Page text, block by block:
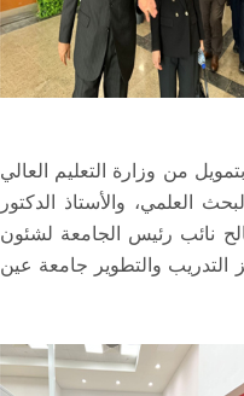
من وزارة التعليم العالي
العلمي، والأستاذ الدكتور
نائب رئيس الجامعة لشئون
التدريب والتطوير جامعة عين